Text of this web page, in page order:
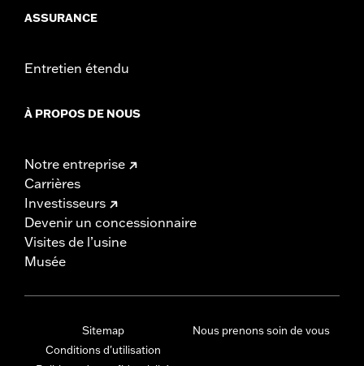
ASSURANCE
Entretien étendu
À PROPOS DE NOUS
Notre entreprise
Carrières
Investisseurs
Devenir un concessionnaire
Visites de l’usine
Musée
Sitemap
Conditions d'utilisation
Nous prenons soin de vous